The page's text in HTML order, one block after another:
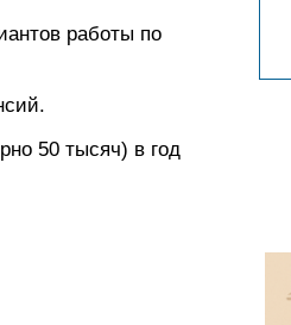
работы по
50 тысяч) в год